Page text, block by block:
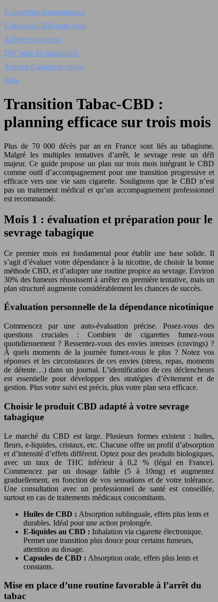
E-cigarettes ergonomiques
E-liquides CBD pour vape
Arômes savoureux
DIY pour les passionnés
Astuces d’abandon rapide
Blog
Transition Tabac-CBD :
planning efficace sur trois mois
Plus de 70 000 décès par an en France sont liés au tabagisme.
Malgré les multiples tentatives d’arrêt, le sevrage reste un défi
majeur. Ce guide propose un plan sur trois mois intégrant le CBD
comme outil d’accompagnement pour une transition progressive et
efficace vers une vie sans cigarette. Soulignons que le CBD n’est
pas un traitement médical et qu’un accompagnement professionnel
est recommandé.
Mois 1 : évaluation et préparation pour le
sevrage tabagique
Ce premier mois est fondamental pour établir une base solide. Il
s’agit d’évaluer votre dépendance à la nicotine, de choisir la bonne
méthode CBD, et d’adopter une routine propice au sevrage. Environ
30% des fumeurs réussissent à arrêter en première tentative, mais un
plan structuré augmente considérablement les chances de succès.
Évaluation personnelle de la dépendance nicotinique
Commencez par une auto-évaluation précise. Posez-vous des
questions cruciales : Combien de cigarettes fumez-vous
quotidiennement ? Ressentez-vous des envies intenses (cravings) ?
À quels moments de la journée fumez-vous le plus ? Notez vos
réponses et les circonstances de ces envies (stress, repas, moments
de détente…) dans un journal. L’identification de ces déclencheurs
est essentielle pour développer des stratégies d’évitement et de
gestion. Plus votre suivi est précis, plus votre plan sera efficace.
Choisir le produit CBD adapté à votre sevrage
tabagique
Le marché du CBD est large. Plusieurs formes existent : huiles,
fleurs, e-liquides, cristaux, etc. Chacune offre un profil d’absorption
et d’intensité d’effets différent. Optez pour des produits biologiques,
avec un taux de THC inférieur à 0,2 % (légal en France).
Commencez par un dosage faible (5 à 10mg) et augmentez
graduellement, en fonction de vos sensations et de votre tolérance.
Une consultation avec un professionnel de santé est conseillée,
surtout en cas de traitements médicaux concomitants.
Huiles de CBD : Absorption sublinguale, effets plus lents et
durables. Idéal pour une action prolongée.
E-liquides au CBD : Inhalation via cigarette électronique.
Permet une transition plus douce pour certains fumeurs,
attention au dosage.
Capsules de CBD : Absorption orale, effets plus lents et
constants.
Mise en place d’une routine favorable à l’arrêt du
tabac